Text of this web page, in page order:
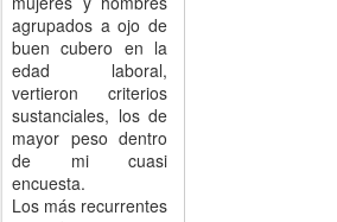
agrupados a ojo de
buen cubero en la
edad laboral,
vertieron criterios
sustanciales, los de
mayor peso dentro
de mi cuasi
encuesta.
Los más recurrentes